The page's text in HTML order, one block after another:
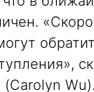
Wu).